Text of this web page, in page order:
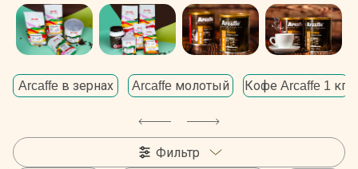
Arcaffe в зернах Arcaffe молотый Кофе Arcaffe 1 кг
Фильтр